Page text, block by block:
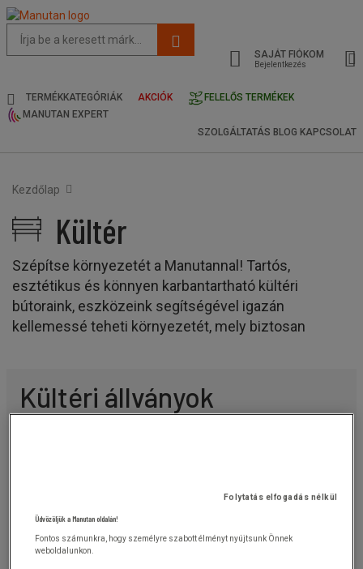
oldal
és
keresési
SAJÁT FIÓKOM
Bejelentkezés
TERMÉKKATEGÓRIÁK AKCIÓK
FELELŐS TERMÉKEK
MANUTAN EXPERT
SZOLGÁLTATÁS BLOG KAPCSOLAT
Kezdőlap
Kültér
Szépítse környezetét a Manutannal! Tartós,
esztétikus és könnyen karbantartható kültéri
bútoraink, eszközeink segítségével igazán
kellemessé teheti környezetét, mely biztosan
Kültéri állványok
Motoros kerti eszközök
Folytatás elfogadás nélkül
Üdvözöljük a Manutan oldalán!
Fontos számunkra, hogy személyre szabott élményt nyújtsunk Önnek
weboldalunkon.